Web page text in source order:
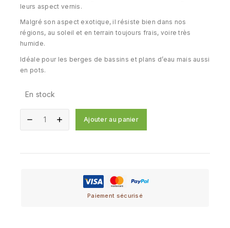
leurs aspect vernis.
Malgré son aspect exotique, il résiste bien dans nos
régions, au soleil et en terrain toujours frais, voire très
humide.
Idéale pour les berges de bassins et plans d’eau mais aussi
en pots.
En stock
Ajouter au panier
Paiement sécurisé